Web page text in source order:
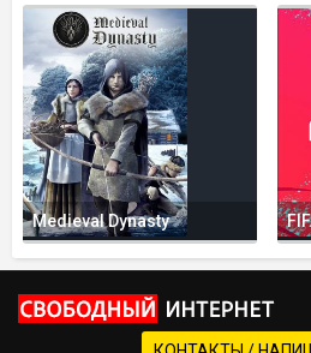
Medieval Dynasty